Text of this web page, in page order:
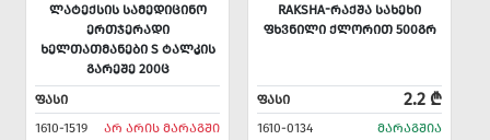
ᲚᲐᲢᲔᲥᲡᲘᲡ ᲡᲐᲛᲔᲓᲘᲪᲘᲜᲝ
ᲔᲠᲗᲯᲔᲠᲐᲓᲘ
ᲮᲔᲚᲗᲐᲗᲛᲐᲜᲔᲑᲘ S ᲢᲐᲚᲙᲘᲡ
ᲒᲐᲠᲔᲨᲔ 200Ც
ᲤᲐᲡᲘ
1610-1519
ᲐᲠ ᲐᲠᲘᲡ ᲛᲐᲠᲐᲒᲨᲘ
RAKSHA-ᲠᲐᲥᲨᲐ ᲡᲐᲮᲔᲮᲘ
ᲤᲮᲕᲜᲘᲚᲘ ᲥᲚᲝᲠᲘᲗ 500ᲒᲠ
ᲤᲐᲡᲘ 2.2 ₾
1610-0134 ᲛᲐᲠᲐᲒᲨᲘᲐ